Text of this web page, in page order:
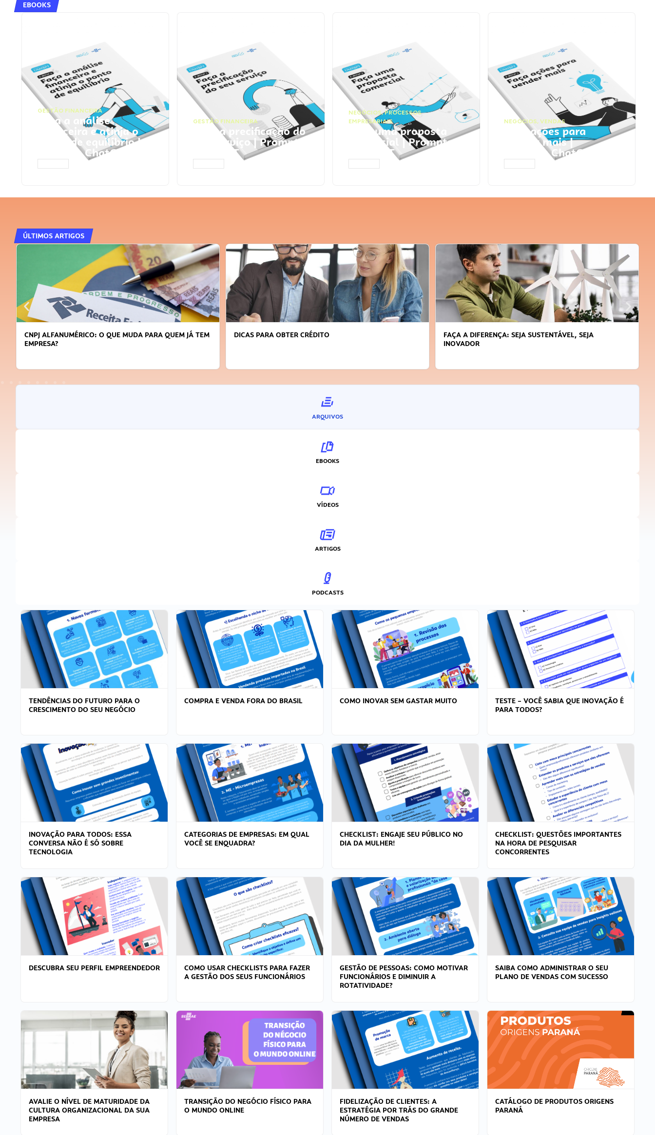
EBOOKS
GESTÃO FINANCEIRA
Faça a análise
financeira e atinja o
ponto de equilíbrio |
Prompts ChatGPT
GESTÃO FINANCEIRA
Faça a precificação do
seu serviço | Prompts
ChatGPT
NEGÓCIOS,PROCESSOS
EMPRESARIAIS
Faça uma proposta
comercial | Prompts
ChatGPT
NEGÓCIOS, VENDAS
Faça ações para
vender mais |
Prompts ChatGPT
ÚLTIMOS ARTIGOS
DICAS PARA OBTER CRÉDITO
FAÇA A DIFERENÇA: SEJA SUSTENTÁVEL, SEJA
APRENDA A GERENCIAR O SEU TEMPO
ARQUIVOS
EBOOKS
VÍDEOS
ARTIGOS
PODCASTS
TENDÊNCIAS DO FUTURO PARA O
CRESCIMENTO DO SEU NEGÓCIO
COMPRA E VENDA FORA DO BRASIL COMO INOVAR SEM GASTAR MUITO
TESTE – VOCÊ SABIA QUE INOVAÇÃO É
PARA TODOS?
INOVAÇÃO PARA TODOS: ESSA
CONVERSA NÃO É SÓ SOBRE
TECNOLOGIA
CATEGORIAS DE EMPRESAS: EM QUAL
VOCÊ SE ENQUADRA?
CHECKLIST: ENGAJE SEU PÚBLICO NO
DIA DA MULHER!
CHECKLIST: QUESTÕES IMPORTANTES
NA HORA DE PESQUISAR
CONCORRENTES
DESCUBRA SEU PERFIL EMPREENDEDOR
COMO USAR CHECKLISTS PARA FAZER
A GESTÃO DOS SEUS FUNCIONÁRIOS
GESTÃO DE PESSOAS: COMO MOTIVAR
FUNCIONÁRIOS E DIMINUIR A
ROTATIVIDADE?
SAIBA COMO ADMINISTRAR O SEU
PLANO DE VENDAS COM SUCESSO
AVALIE O NÍVEL DE MATURIDADE DA
CULTURA ORGANIZACIONAL DA SUA
EMPRESA
TRANSIÇÃO DO NEGÓCIO FÍSICO PARA
O MUNDO ONLINE
FIDELIZAÇÃO DE CLIENTES: A
ESTRATÉGIA POR TRÁS DO GRANDE
NÚMERO DE VENDAS
CATÁLOGO DE PRODUTOS ORIGENS
PARANÁ